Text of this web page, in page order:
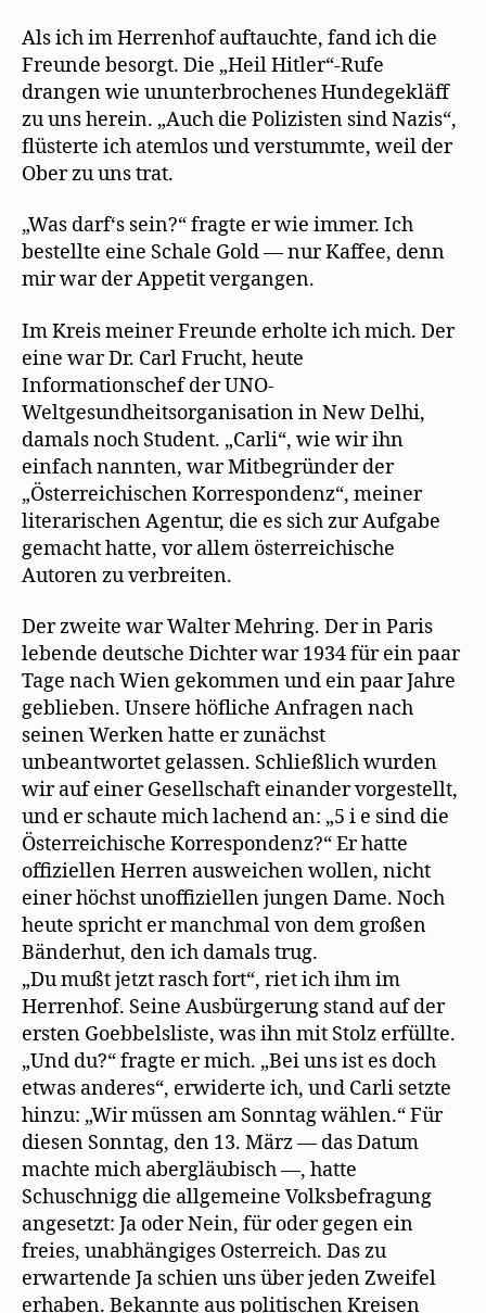
Als ich im Herrenhof auftauchte, fand ich die
Freunde besorgt. Die „Heil Hitler“-Rufe
drangen wie ununterbrochenes Hundegekläff
zu uns herein. „Auch die Polizisten sind Nazis“,
flüsterte ich atemlos und verstummte, weil der
Ober zu uns trat.
„Was darf‘s sein?“ fragte er wie immer. Ich
bestellte eine Schale Gold — nur Kaffee, denn
mir war der Appetit vergangen.
Im Kreis meiner Freunde erholte ich mich. Der
eine war Dr. Carl Frucht, heute
Informationschef der UNO-
Weltgesundheitsorganisation in New Delhi,
damals noch Student. „Carli“, wie wir ihn
einfach nannten, war Mitbegründer der
„Österreichischen Korrespondenz“, meiner
literarischen Agentur, die es sich zur Aufgabe
gemacht hatte, vor allem österreichische
Autoren zu verbreiten.
Der zweite war Walter Mehring. Der in Paris
lebende deutsche Dichter war 1934 für ein paar
Tage nach Wien gekommen und ein paar Jahre
geblieben. Unsere höfliche Anfragen nach
seinen Werken hatte er zunächst
unbeantwortet gelassen. Schließlich wurden
wir auf einer Gesellschaft einander vorgestellt,
und er schaute mich lachend an: „5 i e sind die
Österreichische Korrespondenz?“ Er hatte
offiziellen Herren ausweichen wollen, nicht
einer höchst unoffiziellen jungen Dame. Noch
heute spricht er manchmal von dem großen
Bänderhut, den ich damals trug.
„Du mußt jetzt rasch fort“, riet ich ihm im
Herrenhof. Seine Ausbürgerung stand auf der
ersten Goebbelsliste, was ihn mit Stolz erfüllte.
„Und du?“ fragte er mich. „Bei uns ist es doch
etwas anderes“, erwiderte ich, und Carli setzte
hinzu: „Wir müssen am Sonntag wählen.“ Für
diesen Sonntag, den 13. März — das Datum
machte mich abergläubisch —‚ hatte
Schuschnigg die allgemeine Volksbefragung
angesetzt: Ja oder Nein, für oder gegen ein
freies, unabhängiges Osterreich. Das zu
erwartende Ja schien uns über jeden Zweifel
erhaben. Bekannte aus politischen Kreisen